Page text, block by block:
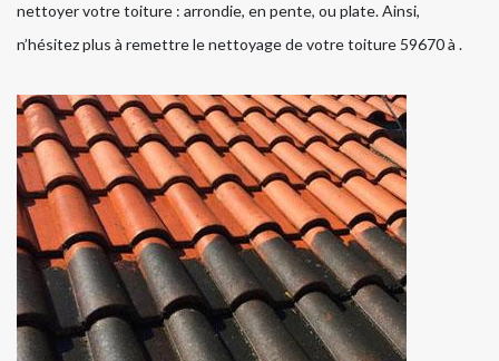
nettoyer votre toiture : arrondie, en pente, ou plate. Ainsi,
n’hésitez plus à remettre le nettoyage de votre toiture 59670 à .